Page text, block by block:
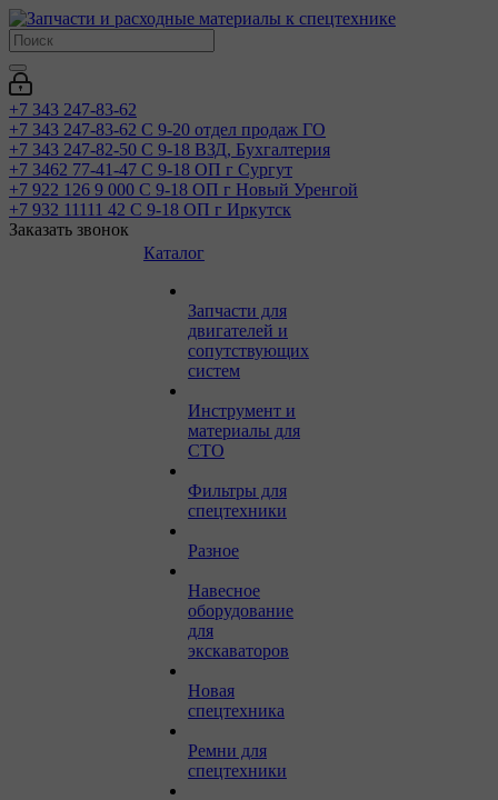
+7 343 247-83-62
+7 343 247-83-62 С 9-20 отдел продаж ГО
+7 343 247-82-50 С 9-18 ВЗД, Бухгалтерия
+7 3462 77-41-47 С 9-18 ОП г Сургут
+7 922 126 9 000 С 9-18 ОП г Новый Уренгой
+7 932 11111 42 С 9-18 ОП г Иркутск
Заказать звонок
Каталог
Запчасти для
двигателей и
сопутствующих
систем
Инструмент и
материалы для
СТО
Фильтры для
спецтехники
Разное
Навесное
оборудование
для
экскаваторов
Новая
спецтехника
Ремни для
спецтехники